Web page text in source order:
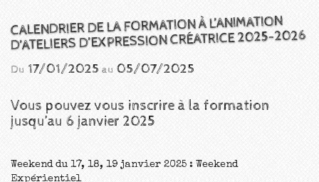
CALENDRIER DE LA FORMATION À L’ANIMATION
D’ATELIERS D’EXPRESSION CRÉATRICE 2025-2026
Du 17/01/2025 au 05/07/2025
Vous pouvez vous inscrire à la formation
jusqu’au 6 janvier 2025
Weekend du 17, 18, 19 janvier 2025 : Weekend
Expérientiel